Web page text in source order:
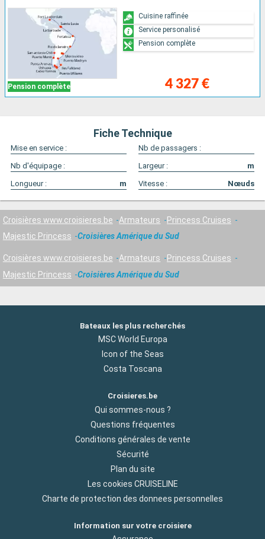
Pension complète 4 327 €
Cuisine raffinée
Service personalisé
Pension complète
Fiche Technique
Mise en service :
Nb de passagers :
Nb d'équipage :
Largeur :
m
Longueur :
m Vitesse : Nœuds
Croisières www.croisieres.be Armateurs
Princess Cruises
Majestic Princess
Croisières Amérique du Sud
Croisières www.croisieres.be Armateurs
Princess Cruises
Majestic Princess
Croisières Amérique du Sud
Bateaux les plus recherchés
MSC World Europa
Icon of the Seas
Costa Toscana
Croisieres.be
Qui sommes-nous ?
Questions fréquentes
Conditions générales de vente
Sécurité
Plan du site
Les cookies CRUISELINE
Charte de protection des donnees personnelles
Information sur votre croisiere